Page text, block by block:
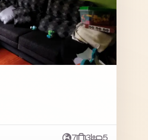
7 3 5